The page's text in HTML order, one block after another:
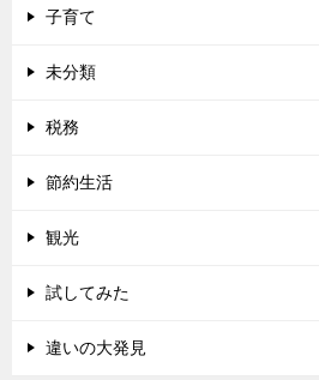
子育て
未分類
税務
節約生活
観光
試してみた
違いの大発見